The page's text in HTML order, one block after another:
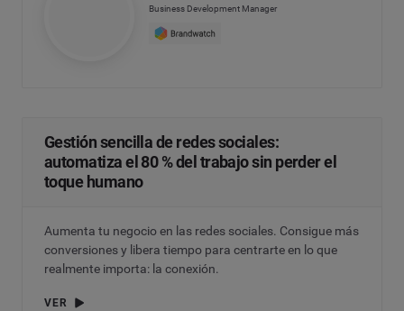
Business Development Manager
Gestión sencilla de redes sociales:
automatiza el 80 % del trabajo sin perder el
toque humano
Aumenta tu negocio en las redes sociales. Consigue más
conversiones y libera tiempo para centrarte en lo que
realmente importa: la conexión.
VER